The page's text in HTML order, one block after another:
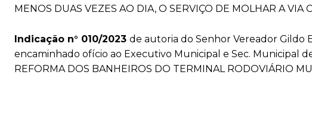
MENOS DUAS VEZES AO DIA, O SERVIÇO DE MOLHAR A VIA
Indicação n° 010/2023 de autoria do Senhor Vereador Gildo
encaminhado ofício ao Executivo Municipal e Sec. Municipal
REFORMA DOS BANHEIROS DO TERMINAL RODOVIÁRIO